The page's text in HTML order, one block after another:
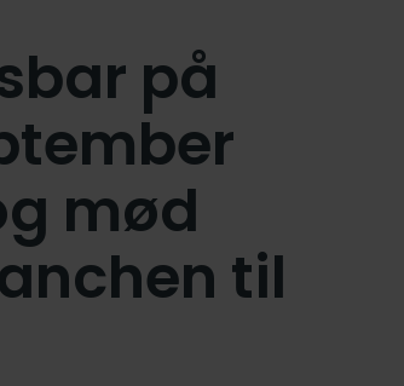
på
mød
til